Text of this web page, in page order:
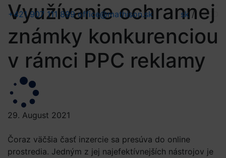
+421 907 111 899 office@mathison.sk sk/
Využívanie ochrannej
známky konkurenciou
v rámci PPC reklamy
29. August 2021
Čoraz väčšia časť inzercie sa presúva do online
prostredia. Jedným z jej najefektívnejších nástrojov je